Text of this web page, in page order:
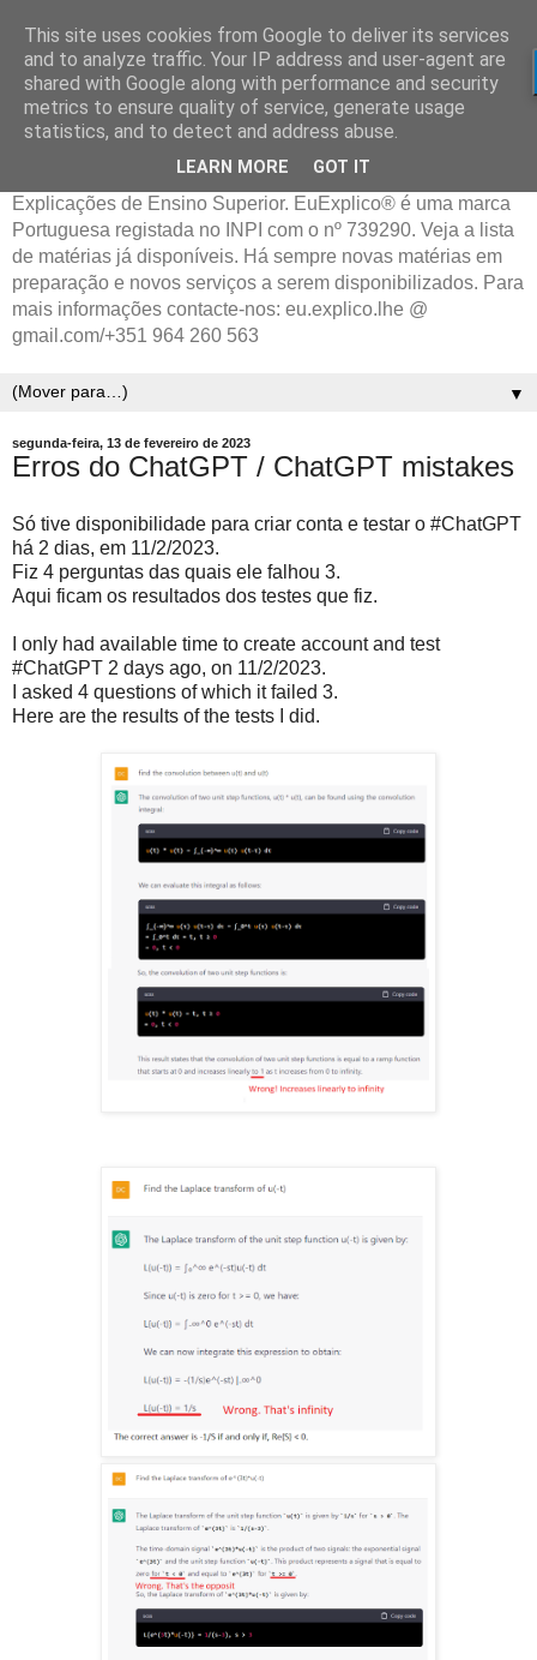
Explicações de Ensino Superior. EuExplico® é uma marca
Portuguesa registada no INPI com o nº 739290. Veja a lista
de matérias já disponíveis. Há sempre novas matérias em
preparação e novos serviços a serem disponibilizados. Para
mais informações contacte-nos: eu.explico.lhe @
gmail.com/+351 964 260 563
▼
segunda-feira, 13 de fevereiro de 2023
Erros do ChatGPT / ChatGPT mistakes
Só tive disponibilidade para criar conta e testar o #ChatGPT
há 2 dias, em 11/2/2023.
Fiz 4 perguntas das quais ele falhou 3.
Aqui ficam os resultados dos testes que fiz.
I only had available time to create account and test
#ChatGPT 2 days ago, on 11/2/2023.
I asked 4 questions of which it failed 3.
Here are the results of the tests I did.
This site uses cookies from Google to deliver its services
and to analyze traffic. Your IP address and user-agent are
shared with Google along with performance and security
metrics to ensure quality of service, generate usage
statistics, and to detect and address abuse.
LEARN MORE GOT IT